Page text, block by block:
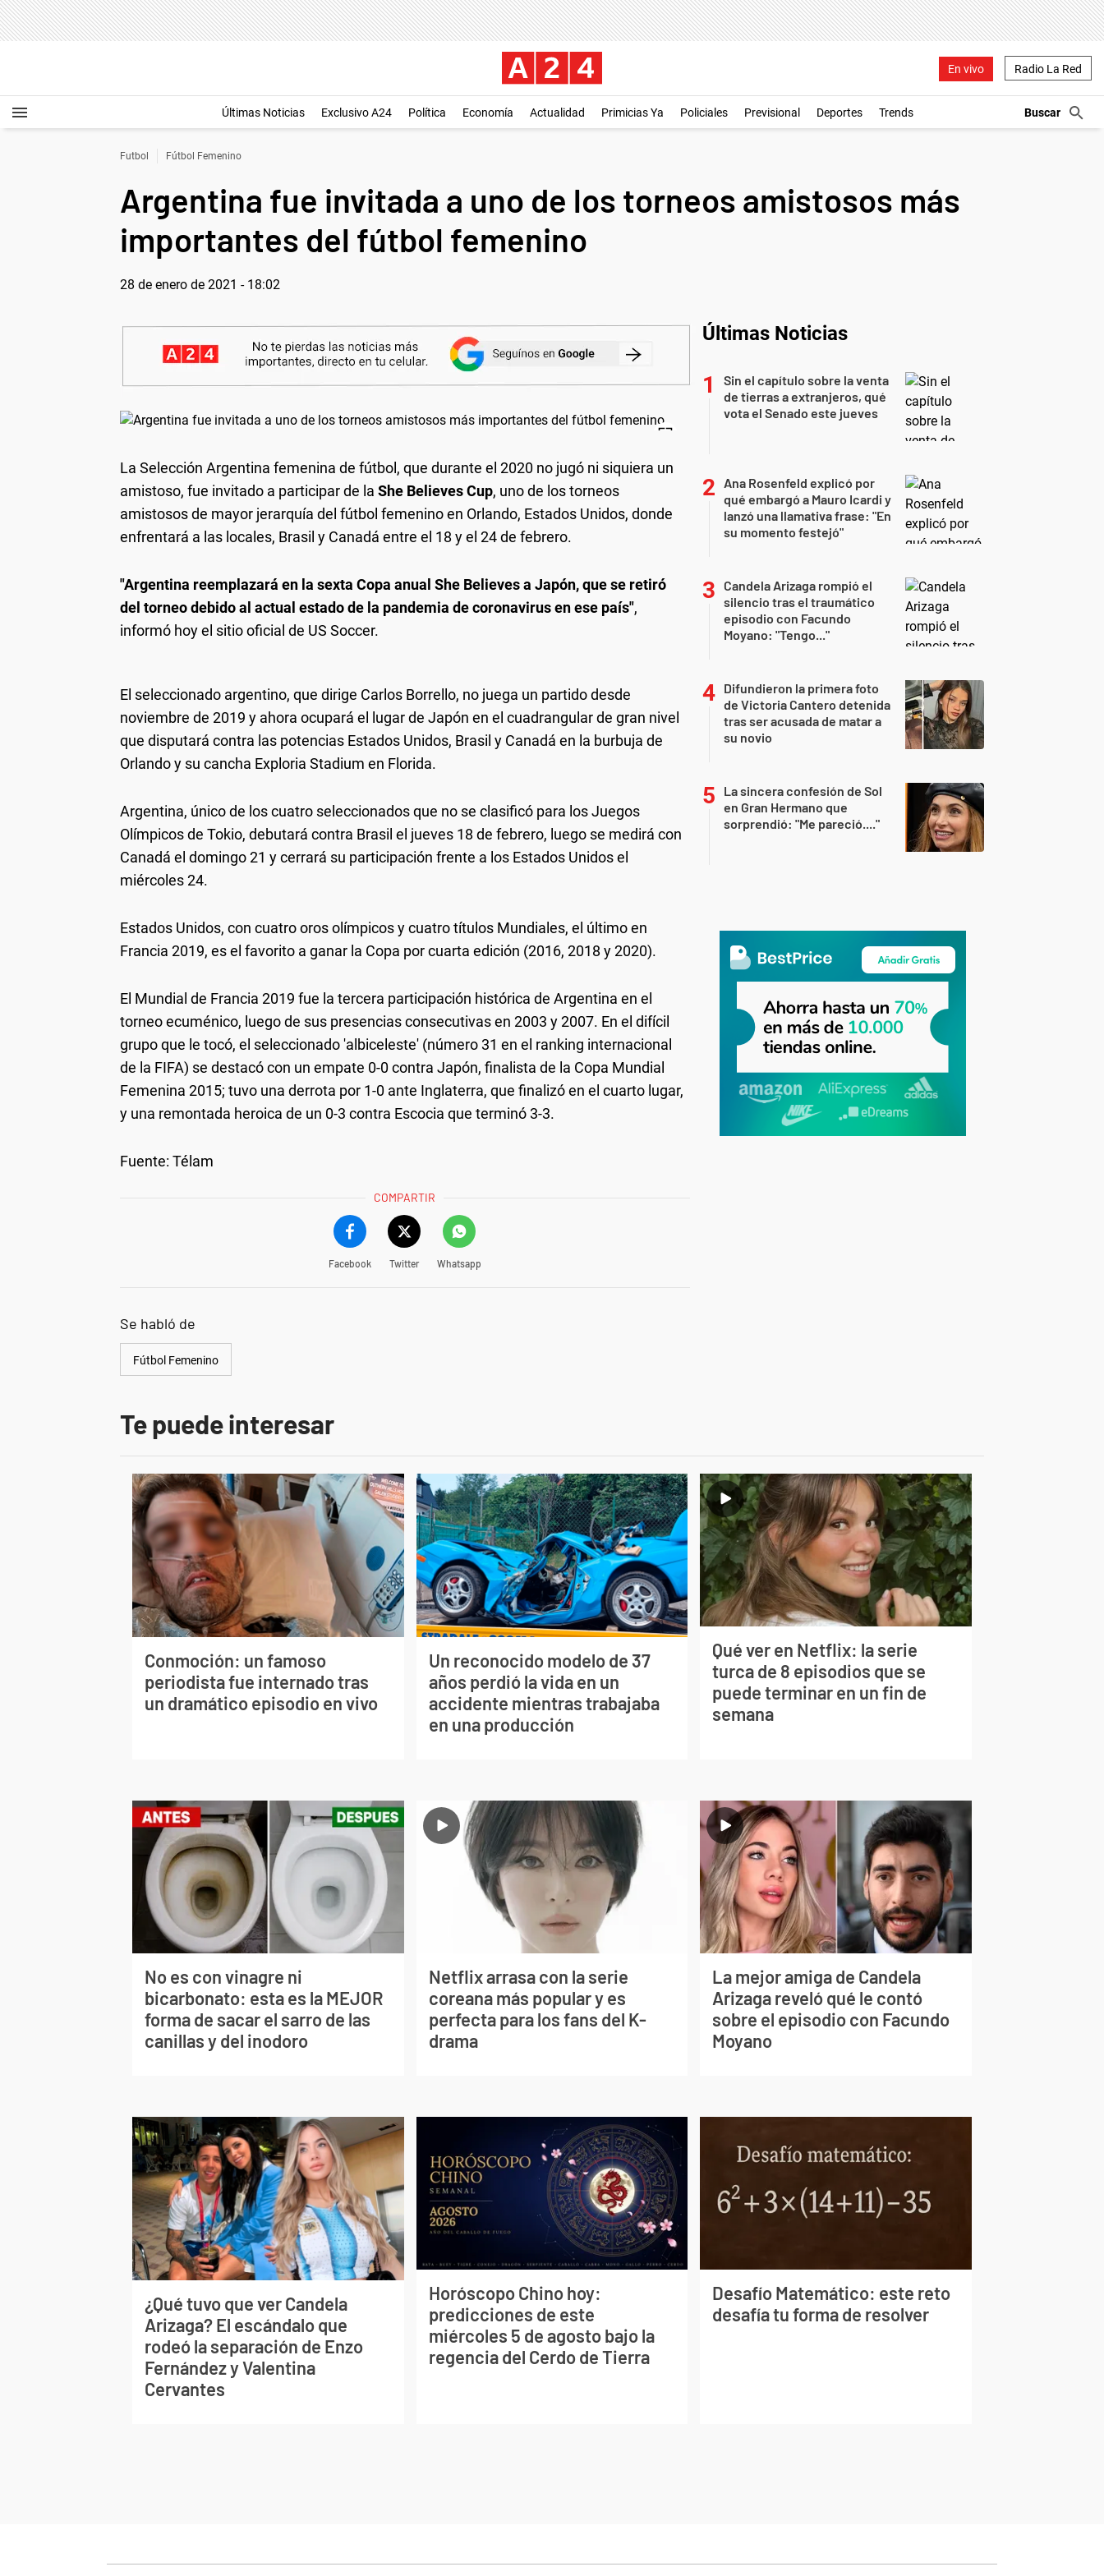
En vivo Radio La Red
Últimas Noticias Exclusivo A24 Política Economía Actualidad Primicias Ya Policiales Previsional Deportes Trends
Futbol Fútbol Femenino
Argentina fue invitada a uno de los torneos amistosos más
importantes del fútbol femenino
28 de enero de 2021 - 18:02
La Selección Argentina femenina de fútbol, que durante el 2020 no jugó ni siquiera un
amistoso, fue invitado a participar de la She Believes Cup, uno de los torneos
amistosos de mayor jerarquía del fútbol femenino en Orlando, Estados Unidos, donde
enfrentará a las locales, Brasil y Canadá entre el 18 y el 24 de febrero.
"Argentina reemplazará en la sexta Copa anual She Believes a Japón, que se retiró
del torneo debido al actual estado de la pandemia de coronavirus en ese país",
informó hoy el sitio oficial de US Soccer.
El seleccionado argentino, que dirige Carlos Borrello, no juega un partido desde
noviembre de 2019 y ahora ocupará el lugar de Japón en el cuadrangular de gran nivel
que disputará contra las potencias Estados Unidos, Brasil y Canadá en la burbuja de
Orlando y su cancha Exploria Stadium en Florida.
Argentina, único de los cuatro seleccionados que no se clasificó para los Juegos
Olímpicos de Tokio, debutará contra Brasil el jueves 18 de febrero, luego se medirá con
Canadá el domingo 21 y cerrará su participación frente a los Estados Unidos el
miércoles 24.
Estados Unidos, con cuatro oros olímpicos y cuatro títulos Mundiales, el último en
Francia 2019, es el favorito a ganar la Copa por cuarta edición (2016, 2018 y 2020).
El Mundial de Francia 2019 fue la tercera participación histórica de Argentina en el
torneo ecuménico, luego de sus presencias consecutivas en 2003 y 2007. En el difícil
grupo que le tocó, el seleccionado 'albiceleste' (número 31 en el ranking internacional
de la FIFA) se destacó con un empate 0-0 contra Japón, finalista de la Copa Mundial
Femenina 2015; tuvo una derrota por 1-0 ante Inglaterra, que finalizó en el cuarto lugar,
y una remontada heroica de un 0-3 contra Escocia que terminó 3-3.
Fuente: Télam
COMPARTIR
Facebook Twitter Whatsapp
Se habló de
Fútbol Femenino
Últimas Noticias
Sin el capítulo sobre la venta
de tierras a extranjeros, qué
vota el Senado este jueves
Ana Rosenfeld explicó por
qué embargó a Mauro Icardi y
lanzó una llamativa frase: "En
su momento festejó"
Candela Arizaga rompió el
silencio tras el traumático
episodio con Facundo
Moyano: "Tengo..."
Difundieron la primera foto
de Victoria Cantero detenida
tras ser acusada de matar a
su novio
La sincera confesión de Sol
en Gran Hermano que
sorprendió: "Me pareció...."
Te puede interesar
Conmoción: un famoso
periodista fue internado tras
un dramático episodio en vivo
Un reconocido modelo de 37
años perdió la vida en un
accidente mientras trabajaba
en una producción
Qué ver en Netflix: la serie
turca de 8 episodios que se
puede terminar en un fin de
semana
No es con vinagre ni
bicarbonato: esta es la MEJOR
forma de sacar el sarro de las
canillas y del inodoro
Netflix arrasa con la serie
coreana más popular y es
perfecta para los fans del K-
drama
La mejor amiga de Candela
Arizaga reveló qué le contó
sobre el episodio con Facundo
Moyano
¿Qué tuvo que ver Candela
Arizaga? El escándalo que
rodeó la separación de Enzo
Fernández y Valentina
Cervantes
Horóscopo Chino hoy:
predicciones de este
miércoles 5 de agosto bajo la
regencia del Cerdo de Tierra
Desafío Matemático: este reto
desafía tu forma de resolver